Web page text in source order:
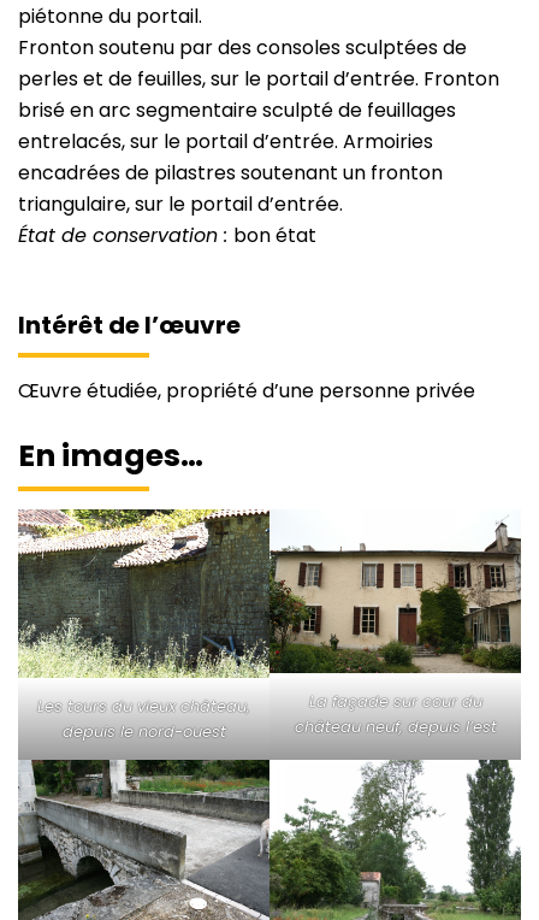
piétonne du portail.
Fronton soutenu par des consoles sculptées de
perles et de feuilles, sur le portail d’entrée. Fronton
brisé en arc segmentaire sculpté de feuillages
entrelacés, sur le portail d’entrée. Armoiries
encadrées de pilastres soutenant un fronton
triangulaire, sur le portail d’entrée.
État de conservation : bon état
Intérêt de l’œuvre
Œuvre étudiée, propriété d’une personne privée
En images…
Les tours du vieux château,
depuis le nord-ouest
La façade sur cour du
château neuf, depuis l’est